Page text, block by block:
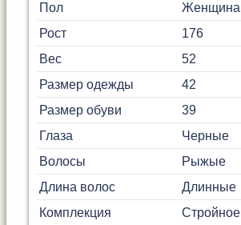
Пол
Женщина
Рост
176
Вес
52
Размер одежды
42
Размер обуви
39
Глаза
Черные
Волосы
Рыжые
Длина волос
Длинные
Комплекция
Стройное